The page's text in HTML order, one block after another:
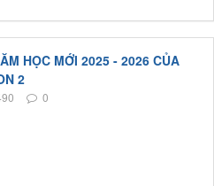
HỌC MỚI 2025 - 2026 CỦA
2
0